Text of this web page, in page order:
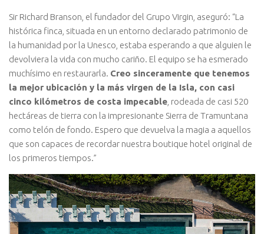
Sir Richard Branson, el fundador del Grupo Virgin, aseguró: “La
histórica finca, situada en un entorno declarado patrimonio de
la humanidad por la Unesco, estaba esperando a que alguien le
devolviera la vida con mucho cariño. El equipo se ha esmerado
muchísimo en restaurarla. Creo sinceramente que tenemos
la mejor ubicación y la más virgen de la Isla, con casi
cinco kilómetros de costa impecable , rodeada de casi 520
hectáreas de tierra con la impresionante Sierra de Tramuntana
como telón de fondo. Espero que devuelva la magia a aquellos
que son capaces de recordar nuestra boutique hotel original de
los primeros tiempos.”